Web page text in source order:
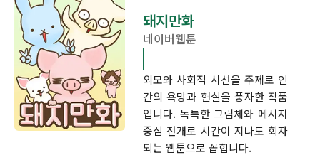
돼지만화
네이버웹툰
외모와 사회적 시선을 주제로 인
간의 욕망과 현실을 풍자한 작품
입니다. 독특한 그림체와 메시지
중심 전개로 시간이 지나도 회자
되는 웹툰으로 꼽힙니다.